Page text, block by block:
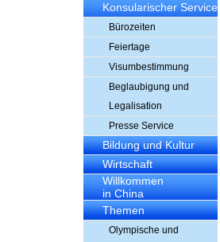
Konsularischer Service
Bürozeiten
Feiertage
Visumbestimmung
Beglaubigung und
Legalisation
Presse Service
Bildung und Kultur
Wirtschaft
Willkommen
in China
Themen
Olympische und